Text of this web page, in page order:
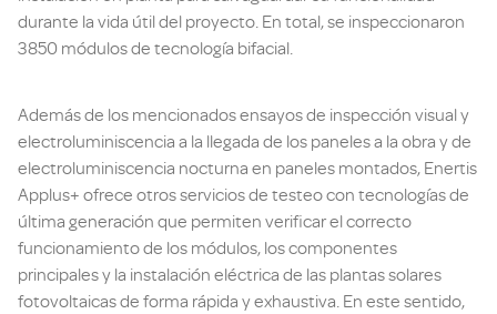
durante la vida útil del proyecto. En total, se inspeccionaron
3850 módulos de tecnología bifacial.
Además de los mencionados ensayos de inspección visual y
electroluminiscencia a la llegada de los paneles a la obra y de
electroluminiscencia nocturna en paneles montados, Enertis
Applus+ ofrece otros servicios de testeo con tecnologías de
última generación que permiten verificar el correcto
funcionamiento de los módulos, los componentes
principales y la instalación eléctrica de las plantas solares
fotovoltaicas de forma rápida y exhaustiva. En este sentido,